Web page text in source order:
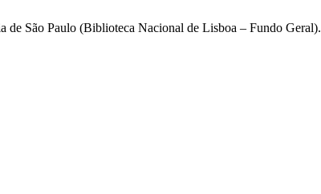
de São Paulo (Biblioteca Nacional de Lisboa – Fundo Geral).